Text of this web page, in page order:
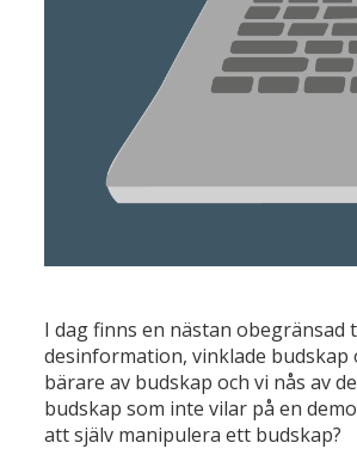
I dag finns en nästan
desinformation, vinklade
bärare av budskap och vi nås av
budskap som inte vilar på en
att själv manipulera ett budskap?